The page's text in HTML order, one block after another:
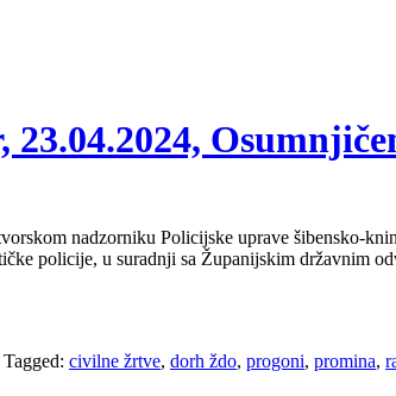
nadzorniku Policijske uprave šibensko-
policije, u suradnji sa Županijskim državnim
Tagged: civilne žrtve, dorh ždo, progoni, promina,